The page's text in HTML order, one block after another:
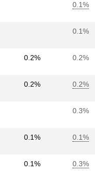
0.1%
0.1%
0.2% 0.2%
0.2% 0.2%
0.3%
0.1% 0.1%
0.1% 0.3%